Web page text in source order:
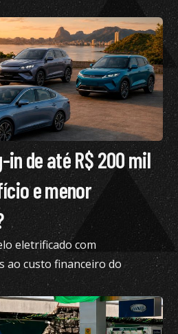
Brasil no momento
in de até R$ 200 mil
e menor
eletrificado com
ao custo financeiro do
completa